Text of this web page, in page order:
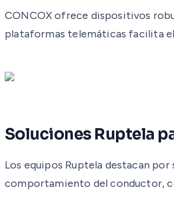
CONCOX ofrece dispositivos
plataformas telemáticas facilita
Soluciones Ruptela
Los equipos Ruptela destacan
comportamiento del conductor,